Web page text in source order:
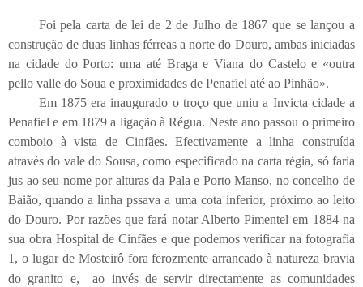
Foi pela carta de lei de 2 de Julho de 1867 que se lançou a
construção de duas linhas férreas a norte do Douro, ambas iniciadas
na cidade do Porto: uma até Braga e Viana do Castelo e «outra
pello valle do Soua e proximidades de Penafiel até ao Pinhão».
Em 1875 era inaugurado o troço que uniu a Invicta cidade a
Penafiel e em 1879 a ligação à Régua. Neste ano passou o primeiro
comboio à vista de Cinfães. Efectivamente a linha construída
através do vale do Sousa, como especificado na carta régia, só faria
jus ao seu nome por alturas da Pala e Porto Manso, no concelho de
Baião, quando a linha pssava a uma cota inferior, próximo ao leito
do Douro. Por razões que fará notar Alberto Pimentel em 1884 na
sua obra Hospital de Cinfães e que podemos verificar na fotografia
1, o lugar de Mosteirô fora ferozmente arrancado à natureza bravia
do granito e,
ao invés de servir directamente as comunidades